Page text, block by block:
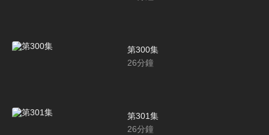
第300集
26分鐘
第301集
26分鐘